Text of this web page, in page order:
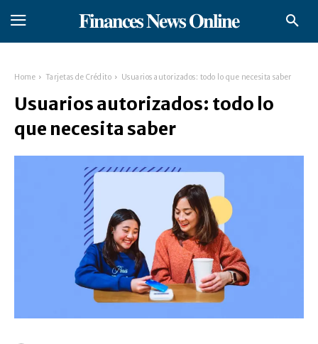
𝐅𝐢𝐧𝐚𝐧𝐜𝐞𝐬 𝐍𝐞𝐰𝐬 𝐎𝐧𝐥𝐢𝐧𝐞
Home Tarjetas de Crédito Usuarios autorizados: todo lo que necesita saber
Usuarios autorizados: todo lo
que necesita saber